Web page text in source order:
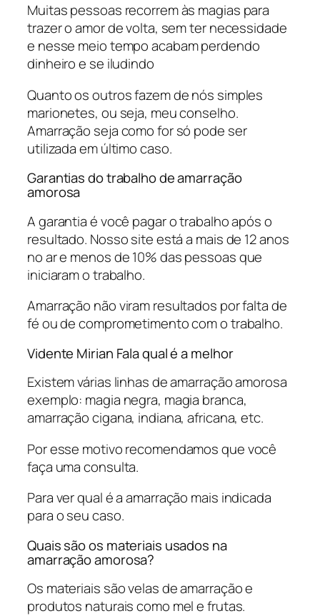
Muitas pessoas recorrem às magias para
trazer o amor de volta, sem ter necessidade
e nesse meio tempo acabam perdendo
dinheiro e se iludindo
Quanto os outros fazem de nós simples
marionetes, ou seja, meu conselho.
Amarração seja como for só pode ser
utilizada em último caso.
Garantias do trabalho de amarração
amorosa
A garantia é você pagar o trabalho após o
resultado. Nosso site está a mais de 12 anos
no ar e menos de 10% das pessoas que
iniciaram o trabalho.
Amarração não viram resultados por falta de
fé ou de comprometimento com o trabalho.
Vidente Mirian Fala qual é a melhor
Existem várias linhas de amarração amorosa
exemplo: magia negra, magia branca,
amarração cigana, indiana, africana, etc.
Por esse motivo recomendamos que você
faça uma consulta.
Para ver qual é a amarração mais indicada
para o seu caso.
Quais são os materiais usados na
amarração amorosa?
Os materiais são velas de amarração e
produtos naturais como mel e frutas.